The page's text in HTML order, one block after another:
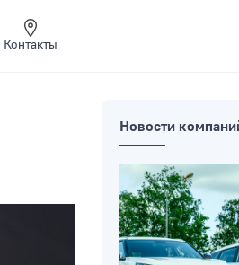
Контакты
Новости